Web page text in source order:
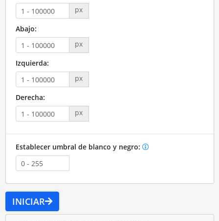
px
Abajo:
px
Izquierda:
px
Derecha:
px
Establecer umbral de blanco y negro:
INICIAR